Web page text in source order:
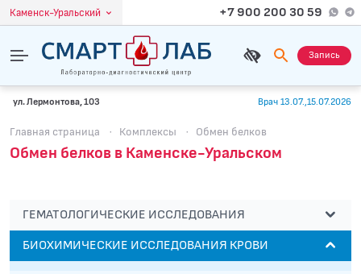
Каменск-Уральский +7 900 200 30 59
Запись
ул. Лермонтова, 103 Врач 13.07.,15.07.2026
Главная страница · Комплексы · Обмен белков
Обмен белков в Каменске-Уральском
ГЕМАТОЛОГИЧЕСКИЕ ИССЛЕДОВАНИЯ
БИОХИМИЧЕСКИЕ ИССЛЕДОВАНИЯ КРОВИ